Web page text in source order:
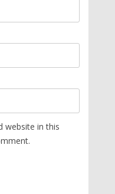
website in this